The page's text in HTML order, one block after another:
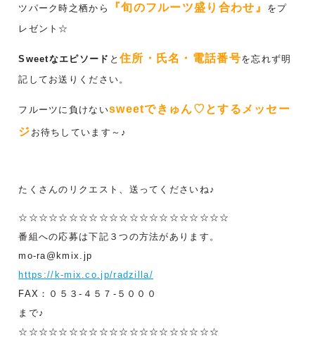
ツパーク時之栖から
『旬のフルーツ盛り合わせ』
をプ
レゼント☆
Sweetなエピソード と 住所・氏名・電話番号を忘れず明
記してお送りください。
フルーツに負けないsweetできゅん♡とするメッセー
ジ お待ちしています～♪
たくさんのリクエスト、送ってくださいね♪
☆☆☆☆☆☆☆☆☆☆☆☆☆☆☆☆☆☆☆☆☆
番組への応募は下記３つの方法があります。
mo-ra@kmix.jp
https://k-mix.co.jp/radzilla/
FAX：０５３-４５７-５０００
まで♪
☆☆☆☆☆☆☆☆☆☆☆☆☆☆☆☆☆☆☆☆